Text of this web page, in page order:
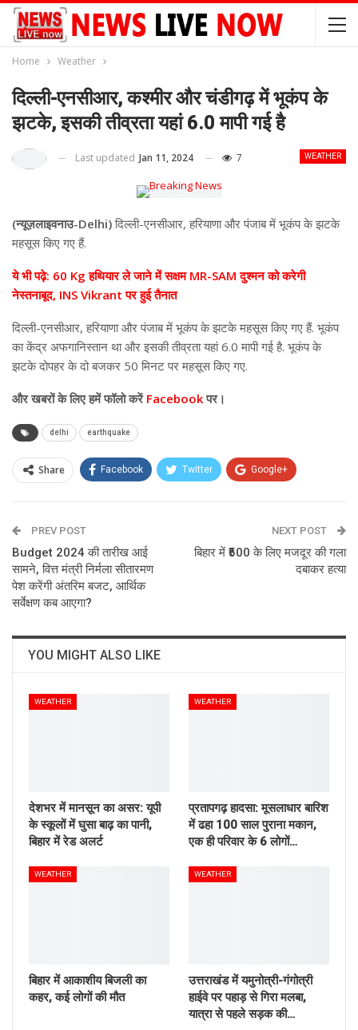
Home Weather
दिल्ली-एनसीआर, कश्मीर और चंडीगढ़ में भूकंप के
झटके, इसकी तीव्रता यहां 6.0 मापी गई है
WEATHER
Last updated Jan 11, 2024 7
(न्यूज़लाइवनाउ-Delhi)दिल्ली-एनसीआर, हरियाणा और पंजाब में भूकंप के झटके
महसूस किए गए हैं.
ये भी पढ़े: 60 Kg हथियार ले जाने में सक्षम MR-SAM दुश्मन को करेगी
नेस्तनाबूद, INS Vikrant पर हुई तैनात
दिल्ली-एनसीआर, हरियाणा और पंजाब में भूकंप के झटके महसूस किए गए हैं. भूकंप
का केंद्र अफगानिस्तान था और इसकी तीव्रता यहां 6.0 मापी गई है. भूकंप के
झटके दोपहर के दो बजकर 50 मिनट पर महसूस किए गए.
औरखबरों के लिए हमें फॉलो करेंFacebookपर।
delhi earthquake
Share Facebook Twitter Google+
Email
PREV POST
Budget 2024 की तारीख आई
सामने, वित्त मंत्री निर्मला सीतारमण
पेश करेंगी अंतरिम बजट, आर्थिक
सर्वेक्षण कब आएगा?
NEXT POST
बिहार में ₹500 के लिए मजदूर की गला
दबाकर हत्या
YOU MIGHT ALSO LIKE
WEATHER
देशभर में मानसून का असर: यूपी
के स्कूलों में घुसा बाढ़ का पानी,
बिहार में रेड अलर्ट
WEATHER
प्रतापगढ़ हादसा: मूसलाधार बारिश
में ढहा 100 साल पुराना मकान,
एक ही परिवार के 6 लोगों…
WEATHER
बिहार में आकाशीय बिजली का
कहर, कई लोगों की मौत
WEATHER
उत्तराखंड में यमुनोत्री-गंगोत्री
हाईवे पर पहाड़ से गिरा मलबा,
यात्रा से पहले सड़क की…